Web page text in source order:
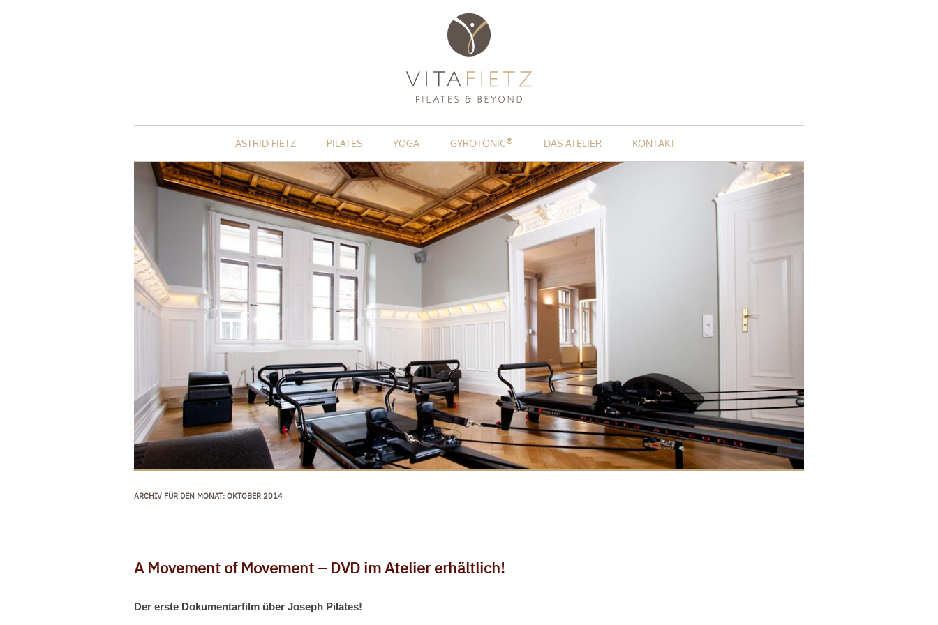
Zum Inhalt springen
ASTRID FIETZ PILATES YOGA GYROTONIC® DAS ATELIER KONTAKT
ARCHIV FÜR DEN MONAT: OKTOBER 2014
A Movement of Movement – DVD im Atelier erhältlich!
Der erste Dokumentarfilm über Joseph Pilates!